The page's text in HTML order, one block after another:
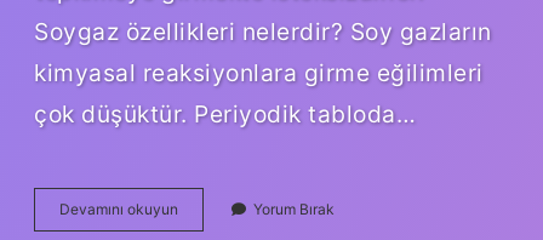
Soygaz özellikleri nelerdir? Soy gazların
kimyasal reaksiyonlara girme eğilimleri
çok düşüktür. Periyodik tabloda…
Devamını okuyun
Gazlar
Yorum Bırak